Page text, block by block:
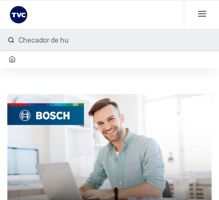
Checador de huel